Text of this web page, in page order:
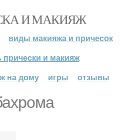
И МАКИЯЖ
виды макияжа и причесок
прически и макияж
на дому
игры отзывы